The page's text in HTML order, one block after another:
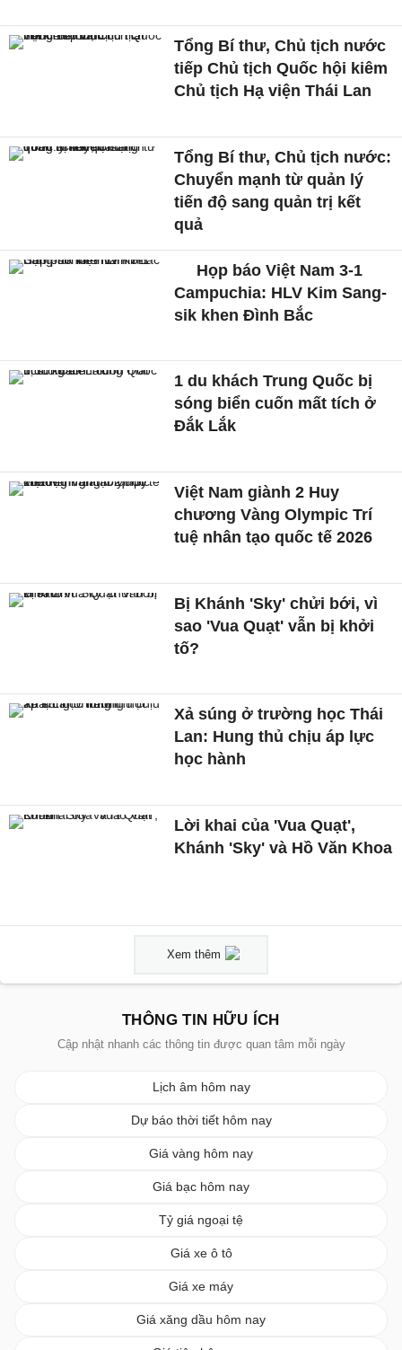
Tổng Bí thư, Chủ tịch nước
tiếp Chủ tịch Quốc hội kiêm
Chủ tịch Hạ viện Thái Lan
Tổng Bí thư, Chủ tịch nước:
Chuyển mạnh từ quản lý
tiến độ sang quản trị kết
quả
Họp báo Việt Nam 3-1
Campuchia: HLV Kim Sang-
sik khen Đình Bắc
1 du khách Trung Quốc bị
sóng biển cuốn mất tích ở
Đắk Lắk
Việt Nam giành 2 Huy
chương Vàng Olympic Trí
tuệ nhân tạo quốc tế 2026
Bị Khánh 'Sky' chửi bới, vì
sao 'Vua Quạt' vẫn bị khởi
tố?
Xả súng ở trường học Thái
Lan: Hung thủ chịu áp lực
học hành
Lời khai của 'Vua Quạt',
Khánh 'Sky' và Hồ Văn Khoa
Xem thêm
THÔNG TIN HỮU ÍCH
Cập nhật nhanh các thông tin được quan tâm mỗi ngày
Lịch âm hôm nay
Dự báo thời tiết hôm nay
Giá vàng hôm nay
Giá bạc hôm nay
Tỷ giá ngoại tệ
Giá xe ô tô
Giá xe máy
Giá xăng dầu hôm nay